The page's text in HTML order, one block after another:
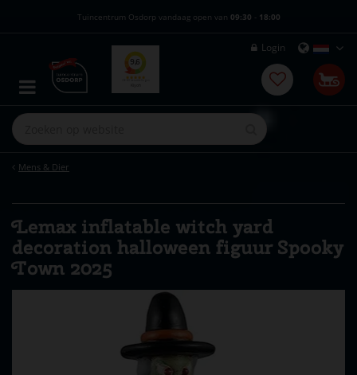
Mens & Dier
Tuincentrum Osdorp vandaag open van 09:30 - 18:00
Login
Lemax inflatable witch yard
decoration halloween figuur Spooky
Town 2025